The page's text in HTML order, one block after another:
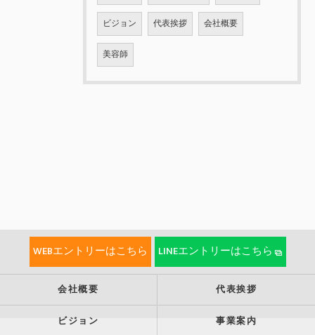
ビジョン 代表挨拶 会社概要
美容師
WEBエントリーはこちら LINEエントリーはこちら
会社概要 代表挨拶
ビジョン 事業案内